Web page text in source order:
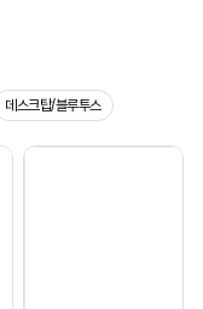
데스크탑/블루투스